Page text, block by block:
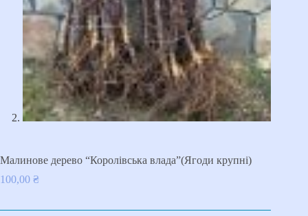
Малинове дерево “Королівська влада”(Ягоди крупні)
100,00 ₴